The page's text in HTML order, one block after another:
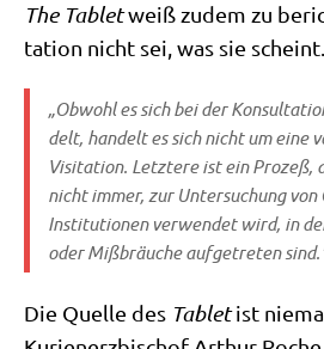
The Tabletweiß zudem zu
ta­ti­on nicht sei, was sie scheint.
„Obwohl es sich bei der
delt, han­delt es sich nicht um eine
Visi­ta­ti­on. Letz­te­re ist ein Pro­zeß,
nicht immer, zur Unter­su­chung
Insti­tu­tio­nen ver­wen­det wird, in
oder Miß­bräu­che auf­ge­tre­ten
Die Quel­le des Tabletist